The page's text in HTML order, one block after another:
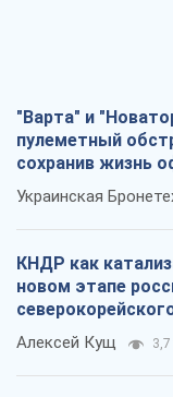
"Варта" и
пулеметный
сохранив жизнь
Украинская
КНДР как
новом этапе
Алексей Кущ 3,7